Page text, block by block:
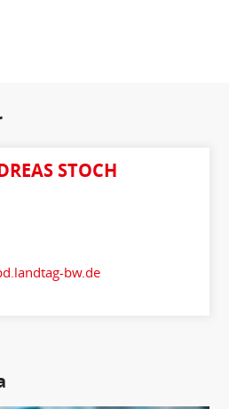
STOCH
bw.de